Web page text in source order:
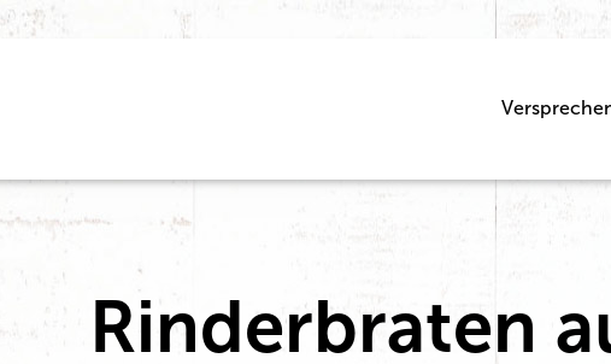
Rinderbraten